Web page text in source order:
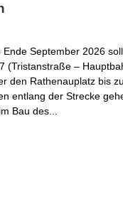
Ende September 2026
(Tristanstraße –
den Rathenauplatz bis
entlang der Strecke
Bau des...